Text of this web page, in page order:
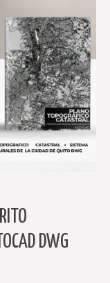
DWG